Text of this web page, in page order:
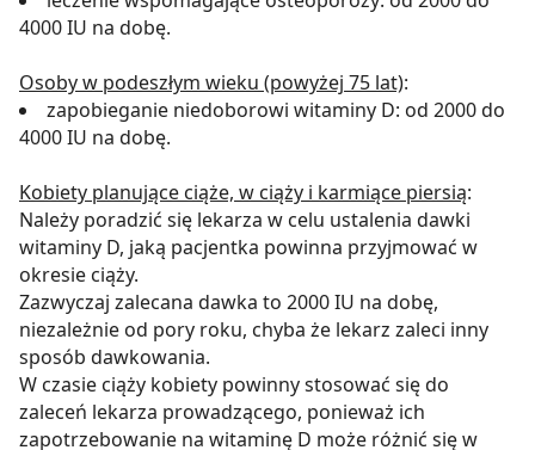
4000 IU na dobę.
Osoby w podeszłym wieku (powyżej 75 lat):
zapobieganie niedoborowi witaminy D: od 2000 do
4000 IU na dobę.
Kobiety planujące ciąże, w ciąży i karmiące piersią:
Należy poradzić się lekarza w celu ustalenia dawki
witaminy D, jaką pacjentka powinna przyjmować w
okresie ciąży.
Zazwyczaj zalecana dawka to 2000 IU na dobę,
niezależnie od pory roku, chyba że lekarz zaleci inny
sposób dawkowania.
W czasie ciąży kobiety powinny stosować się do
zaleceń lekarza prowadzącego, ponieważ ich
zapotrzebowanie na witaminę D może różnić się w